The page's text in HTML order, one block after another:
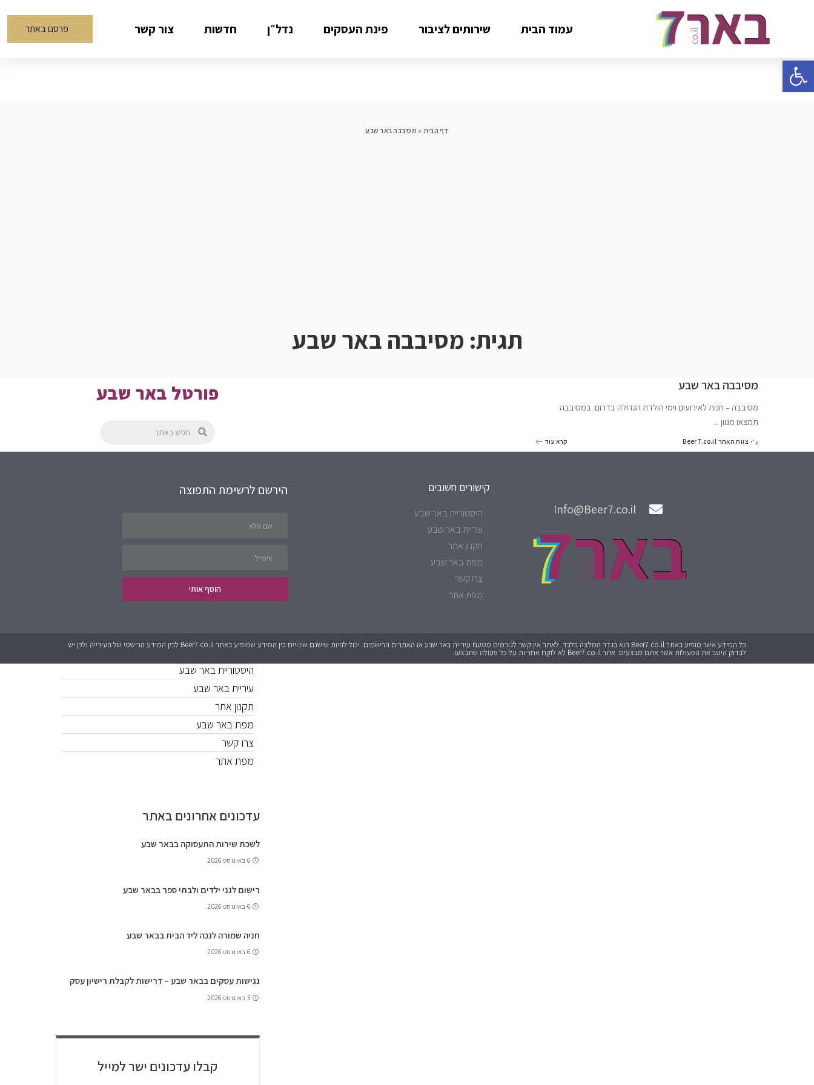
פתח סרגל נגישות
עמוד הבית שירותים לציבור פינת העסקים נדל״ן חדשות צור קשר פרסם באתר
דף הבית » מסיבבה באר שבע
תגית: מסיבבה באר שבע
מסיבבה באר שבע
מסיבבה – חנות לאירועים וימי הולדת הגדולה בדרום. במסיבבה
תמצאו מגוון ...
ע״י צוות האתר Beer7.co.il קרא עוד
פורטל באר שבע
תחומים באתר
נדל״ן
קישורים חשובים
היסטוריית באר שבע
עיריית באר שבע
תקנון אתר
מפת באר שבע
צרו קשר
מפת אתר
עדכונים אחרונים באתר
לשכת שירות התעסוקה בבאר שבע
6 באוגוסט 2026
רישום לגני ילדים ולבתי ספר בבאר שבע
6 באוגוסט 2026
חניה שמורה לנכה ליד הבית בבאר שבע
6 באוגוסט 2026
נגישות עסקים בבאר שבע – דרישות לקבלת רישיון עסק
5 באוגוסט 2026
קבלו עדכונים ישר למייל
Info@Beer7.co.il
קישורים חשובים
היסטוריית באר שבע
עיריית באר שבע
תקנון אתר
מפת באר שבע
צרו קשר
מפת אתר
הירשם לרשימת התפוצה
הוסף אותי
כל המידע אשר מופיע באתר Beer7.co.il הוא בגדר המלצה בלבד. לאתר אין קשר לגורמים מטעם עיריית באר שבע או האתרים הרישמים. יכול להיות שישנם שינויים בין המידע שמופיע באתר Beer7.co.il לבין המידע הרישמי של העירייה ולכן יש
לבדוק היטב את הפעולות אשר אתם מבצעים. אתר Beer7.co.il לא לוקח אחריות על כל פעולה שתבצעו.